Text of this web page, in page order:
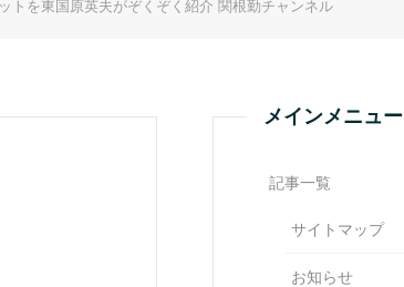
トを東国原英夫がぞくぞく紹介 関根勤チャンネル
メインメニュー
記事一覧
サイトマップ
お知らせ